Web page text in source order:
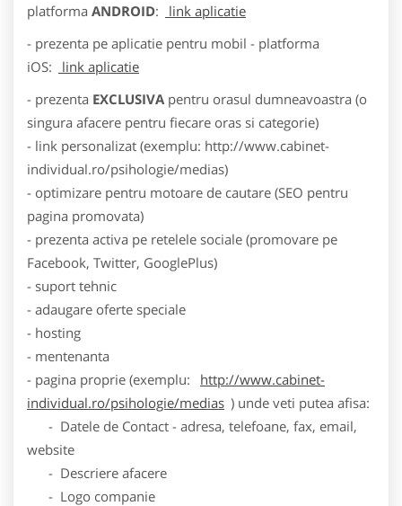
platforma ANDROID:
link aplicatie
- prezenta pe aplicatie pentru mobil - platforma
iOS:
link aplicatie
- prezenta EXCLUSIVA pentru orasul dumneavoastra (o
singura afacere pentru fiecare oras si categorie)
- link personalizat (exemplu: http://www.cabinet-
individual.ro/psihologie/medias)
- optimizare pentru motoare de cautare (SEO pentru
pagina promovata)
- prezenta activa pe retelele sociale (promovare pe
Facebook, Twitter, GooglePlus)
- suport tehnic
- adaugare oferte speciale
- hosting
- mentenanta
- pagina proprie (exemplu:
http://www.cabinet-
individual.ro/psihologie/medias ) unde veti putea afisa:
- Datele de Contact - adresa, telefoane, fax, email,
website
- Descriere afacere
- Logo companie